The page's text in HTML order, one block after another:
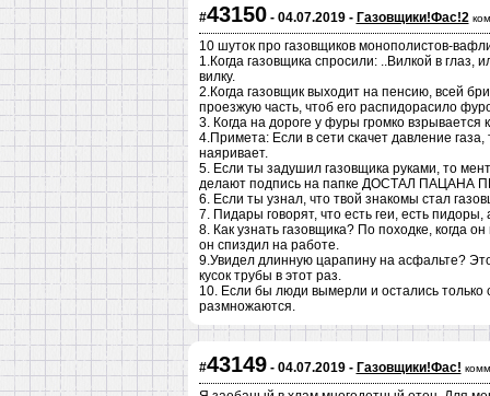
#43150- 04.07.2019 - Газовщики!Фас!2
10 шуток про газовщиков монополистов-
1.Когда газовщика спросили: ..Вилкой в
вилку.
2.Когда газовщик выходит на пенсию, всей
проезжую часть, чтоб его распидорасило
3. Когда на дороге у фуры громко
4.Примета: Если в сети скачет давление
наяривает.
5. Если ты задушил газовщика руками, то
делают подпись на папке ДОСТАЛ ПАЦАНА
6. Если ты узнал, что твой знакомы стал
7. Пидары говорят, что есть геи, есть пидоры,
8. Как узнать газовщика? По походке, когда
он спиздил на работе.
9.Увидел длинную царапину на асфальте?
кусок трубы в этот раз.
10. Если бы люди вымерли и остались
размножаются.
#43149- 04.07.2019 - Газовщики!Фас!